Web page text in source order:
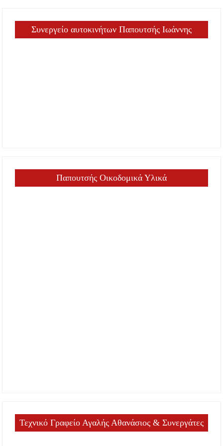
Συνεργείο αυτοκινήτων Παπουτσής Ιωάννης
Παπουτσής Οικοδομικά Υλικά
Τεχνικό Γραφείο Αγαλής Αθανάσιος & Συνεργάτες